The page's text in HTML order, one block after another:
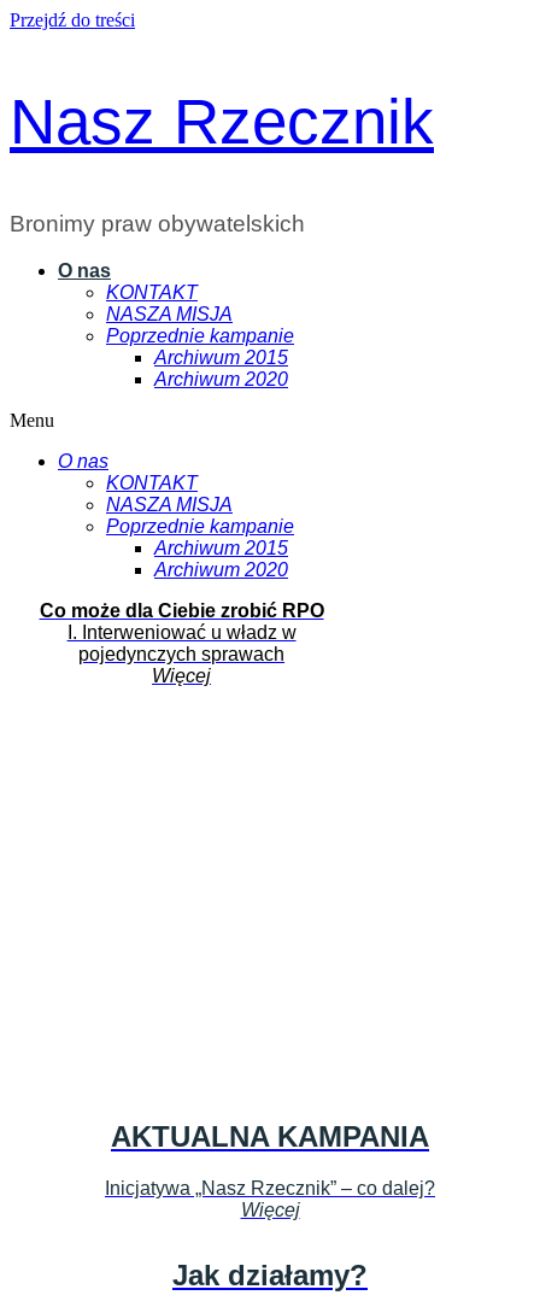
Przejdź do treści
Nasz Rzecznik
Bronimy praw obywatelskich
O nas
KONTAKT
NASZA MISJA
Poprzednie kampanie
Archiwum 2015
Archiwum 2020
Menu
O nas
KONTAKT
NASZA MISJA
Poprzednie kampanie
Archiwum 2015
Archiwum 2020
Co może dla Ciebie zrobić RPO
I. Interweniować u władz w
pojedynczych sprawach
Więcej
AKTUALNA KAMPANIA
Inicjatywa „Nasz Rzecznik” – co dalej?
Więcej
Jak działamy?